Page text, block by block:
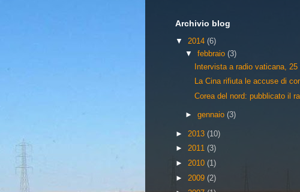
Archivio blog
▼ 2014 (6)
▼ febbraio (3)
Intervista a radio vaticana, 25
La Cina rifiuta le accuse di
Corea del nord: pubblicato il
► gennaio (3)
► 2013 (10)
► 2011 (3)
► 2010 (1)
► 2009 (2)